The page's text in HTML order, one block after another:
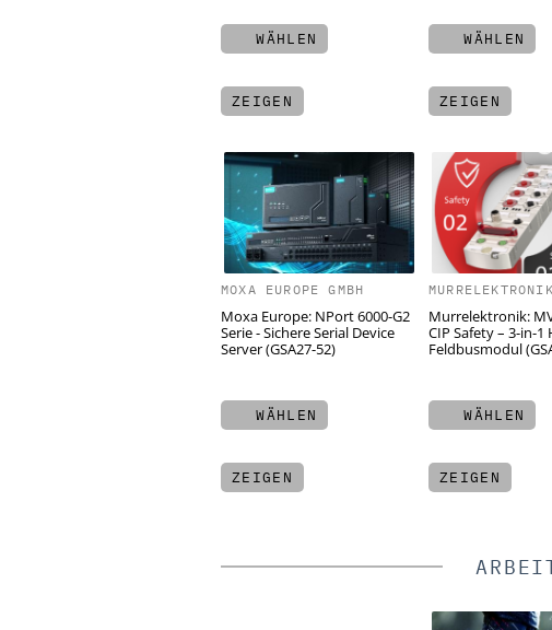
WÄHLEN
ZEIGEN
WÄHLEN
ZEIGEN
MOXA EUROPE GMBH
Moxa Europe: NPort 6000-G2
Serie - Sichere Serial Device
Server (GSA27-52)
WÄHLEN
ZEIGEN
Murrelektronik:
CIP Safety – 3-in-1
Feldbusmodul
WÄHLEN
ZEIGEN